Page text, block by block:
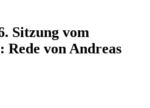
Sitzung vom
Rede von Andreas